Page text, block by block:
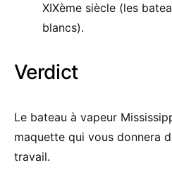
XIXème siècle (les
blancs).
Verdict
Le bateau à vapeur
maquette qui vous donnera
travail.